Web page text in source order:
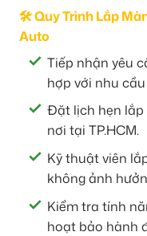
🛠️ Quy Trình Lắp
Auto
Tiếp nhận yêu
hợp với nhu
Đặt lịch hẹn
nơi tại TP.HCM.
Kỹ thuật viên
không ảnh
Kiểm tra tính
hoạt bảo hành